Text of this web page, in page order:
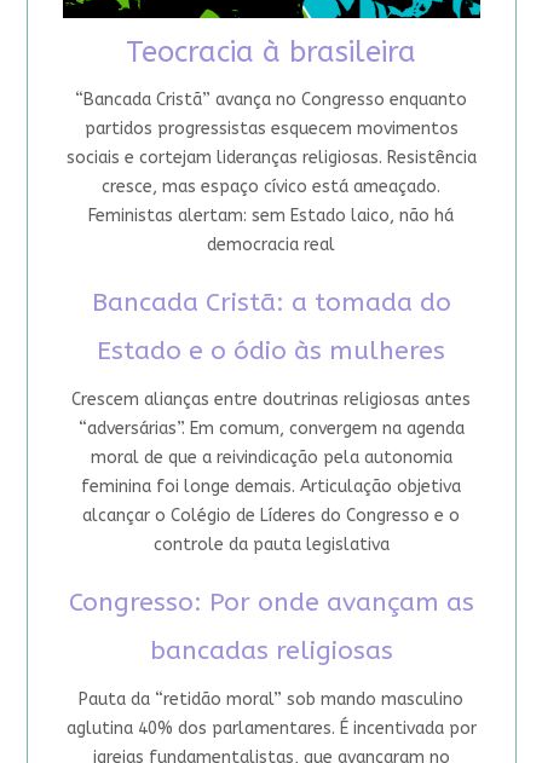
Teocracia à brasileira
“Bancada Cristã” avança no Congresso enquanto
partidos progressistas esquecem movimentos
sociais e cortejam lideranças religiosas. Resistência
cresce, mas espaço cívico está ameaçado.
Feministas alertam: sem Estado laico, não há
democracia real
Bancada Cristã: a tomada do
Estado e o ódio às mulheres
Crescem alianças entre doutrinas religiosas antes
“adversárias”. Em comum, convergem na agenda
moral de que a reivindicação pela autonomia
feminina foi longe demais. Articulação objetiva
alcançar o Colégio de Líderes do Congresso e o
controle da pauta legislativa
Congresso: Por onde avançam as
bancadas religiosas
Pauta da “retidão moral” sob mando masculino
aglutina 40% dos parlamentares. É incentivada por
igrejas fundamentalistas, que avançaram no